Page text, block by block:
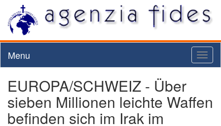
Menu
EUROPA/SCHWEIZ - Über
sieben Millionen leichte Waffen
befinden sich im Irak im